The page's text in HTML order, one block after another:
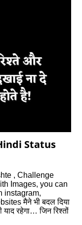
Status
, Challenge
Images, you can
instagram,
मैने भी बदल दिया
याद रहेगा… जिन रिश्तों